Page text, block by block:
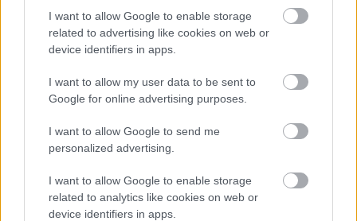
I want to allow Google to enable storage
related to advertising like cookies on web or
device identifiers in apps.
I want to allow my user data to be sent to
Google for online advertising purposes.
I want to allow Google to send me
personalized advertising.
I want to allow Google to enable storage
related to analytics like cookies on web or
device identifiers in apps.
Időzavaroktól védi a villamos alállomásokat ez a
Siemens - Lendületben a 2030-as célok felé